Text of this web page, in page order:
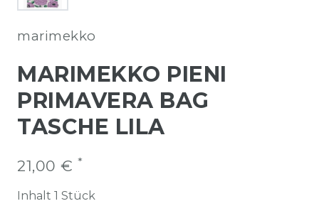
marimekko
MARIMEKKO PIENI
PRIMAVERA BAG
TASCHE LILA
21,00 € *
Inhalt 1 Stück